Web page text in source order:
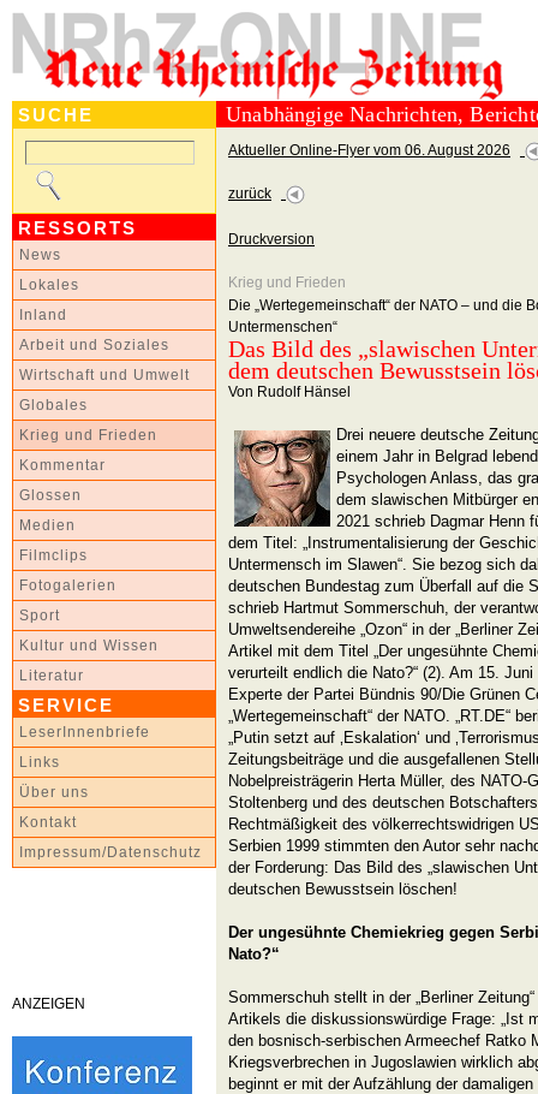
SUCHE
RESSORTS
News
Lokales
Inland
Arbeit und Soziales
Wirtschaft und Umwelt
Globales
Krieg und Frieden
Kommentar
Glossen
Medien
Filmclips
Fotogalerien
Sport
Kultur und Wissen
Literatur
SERVICE
LeserInnenbriefe
Links
Über uns
Kontakt
Impressum/Datenschutz
ANZEIGEN
Unabhängige Nachrichten,
Aktueller Online-Flyer vom 06. August 2026
zurück
Druckversion
Krieg und Frieden
Die „Wertegemeinschaft“ der NATO – und die
Untermenschen“
Das Bild des „slawischen
dem deutschen Bewusstsein
Von Rudolf Hänsel
Drei neuere deutsche
einem Jahr in Belgrad
Psychologen Anlass, das
dem slawischen Mitbürger
2021 schrieb Dagmar Henn
dem Titel: „Instrumentalisierung der
Untermensch im Slawen“. Sie bezog sich
deutschen Bundestag zum Überfall auf die
schrieb Hartmut Sommerschuh, der
Umweltsendereihe „Ozon“ in der „Berliner
Artikel mit dem Titel „Der ungesühnte
verurteilt endlich die Nato?“ (2). Am 15.
Experte der Partei Bündnis 90/Die Grünen
„Wertegemeinschaft“ der NATO. „RT.DE“
„Putin setzt auf ‚Eskalation‘ und
Zeitungsbeiträge und die ausgefallenen
Nobelpreisträgerin Herta Müller, des NATO-
Stoltenberg und des deutschen
Rechtmäßigkeit des völkerrechtswidrigen
Serbien 1999 stimmten den Autor sehr
der Forderung: Das Bild des „slawischen
deutschen Bewusstsein löschen!
Der ungesühnte Chemiekrieg gegen
Nato?“
Sommerschuh stellt in der „Berliner
Artikels die diskussionswürdige Frage: „Ist
den bosnisch-serbischen Armeechef Ratko
Kriegsverbrechen in Jugoslawien wirklich
beginnt er mit der Aufzählung der